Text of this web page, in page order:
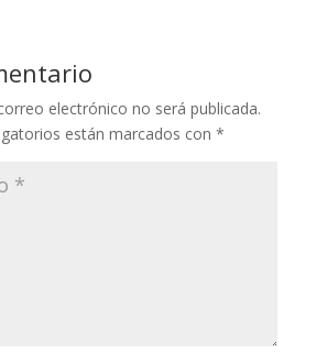
electrónico no será publicada.
están marcados con *